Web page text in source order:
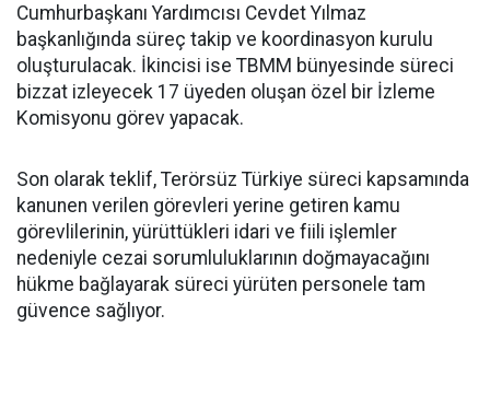
Cumhurbaşkanı Yardımcısı Cevdet Yılmaz
başkanlığında süreç takip ve koordinasyon kurulu
oluşturulacak. İkincisi ise TBMM bünyesinde süreci
bizzat izleyecek 17 üyeden oluşan özel bir İzleme
Komisyonu görev yapacak.
Son olarak teklif, Terörsüz Türkiye süreci kapsamında
kanunen verilen görevleri yerine getiren kamu
görevlilerinin, yürüttükleri idari ve fiili işlemler
nedeniyle cezai sorumluluklarının doğmayacağını
hükme bağlayarak süreci yürüten personele tam
güvence sağlıyor.